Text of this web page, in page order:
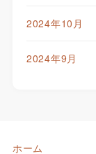
2024年10月
2024年9月
ホーム